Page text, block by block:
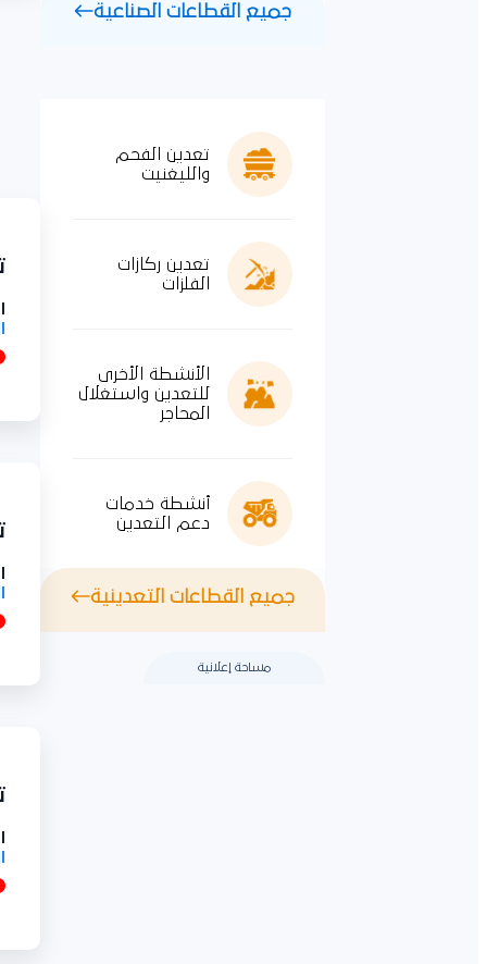
جميع القطاعات الصناعية
تعدين الفحم
والليغنيت
تعدين ركازات
الفلزات
الأنشطة الأخرى
للتعدين واستغلال
المحاجر
أنشطة خدمات
دعم التعدين
جميع القطاعات التعدينية
مساحة إعلانية